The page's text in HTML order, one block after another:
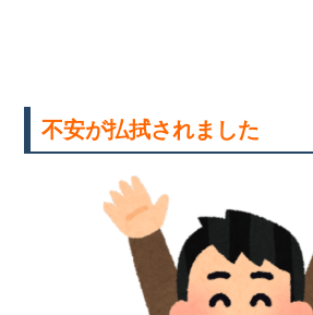
不安が払拭されました